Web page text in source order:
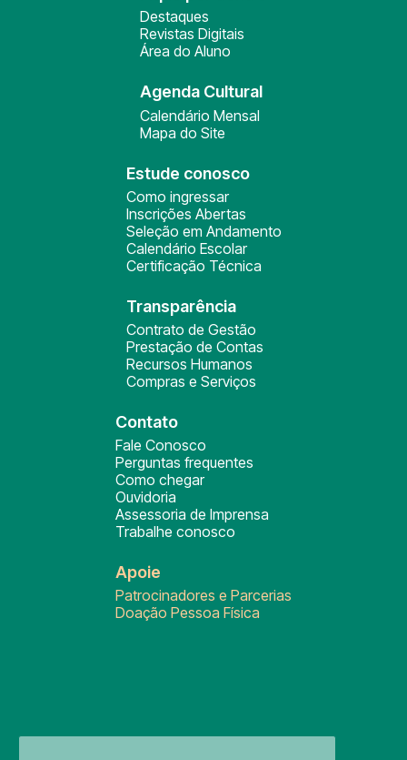
Destaques
Revistas Digitais
Área do Aluno
Agenda Cultural
Calendário Mensal
Mapa do Site
Estude conosco
Como ingressar
Inscrições Abertas
Seleção em Andamento
Calendário Escolar
Certificação Técnica
Transparência
Contrato de Gestão
Prestação de Contas
Recursos Humanos
Compras e Serviços
Contato
Fale Conosco
Perguntas frequentes
Como chegar
Ouvidoria
Assessoria de Imprensa
Trabalhe conosco
Apoie
Patrocinadores e Parcerias
Doação Pessoa Física